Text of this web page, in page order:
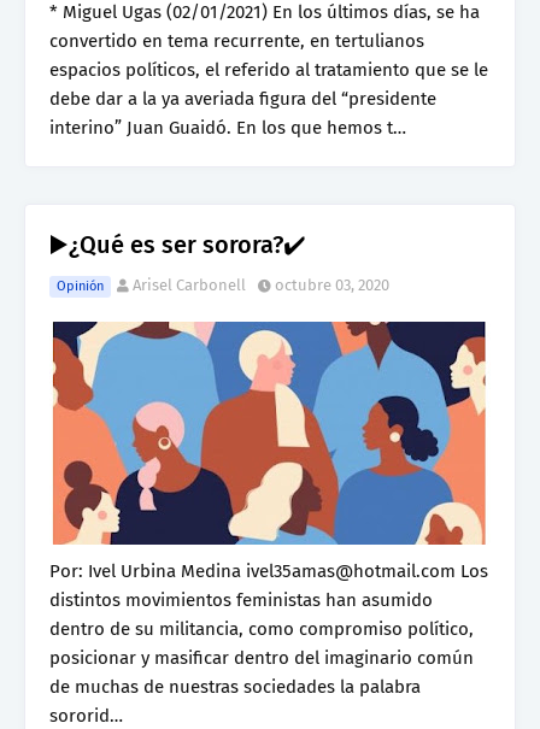
* Miguel Ugas (02/01/2021) En los últimos días, se ha
convertido en tema recurrente, en tertulianos
espacios políticos, el referido al tratamiento que se le
debe dar a la ya averiada figura del “presidente
interino” Juan Guaidó. En los que hemos t…
▶️¿Qué es ser sorora?✔️
Opinión Arisel Carbonell octubre 03, 2020
Por: Ivel Urbina Medina ivel35amas@hotmail.com Los
distintos movimientos feministas han asumido
dentro de su militancia, como compromiso político,
posicionar y masificar dentro del imaginario común
de muchas de nuestras sociedades la palabra
sororid…